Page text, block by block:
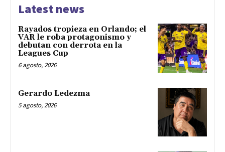
Latest news
Rayados tropieza en Orlando; el
VAR le roba protagonismo y
debutan con derrota en la
Leagues Cup
6 agosto, 2026
Gerardo Ledezma
5 agosto, 2026